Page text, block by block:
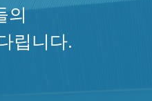
의
립니다.